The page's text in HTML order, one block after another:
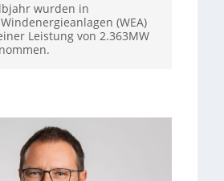
wurden in
(WEA)
Leistung von 2.363MW